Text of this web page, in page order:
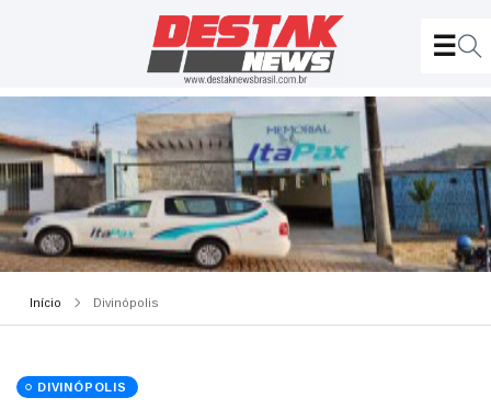
Início Divinópolis
DIVINÓPOLIS